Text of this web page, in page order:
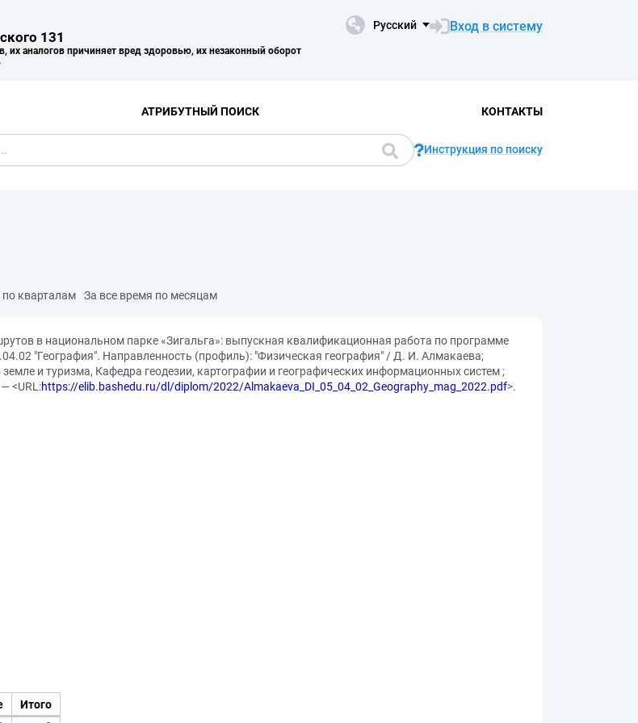
131
их аналогов причиняет вред здоровью, их незаконный оборот
Русский Вход в систему
АТРИБУТНЫЙ ПОИСК КОНТАКТЫ
Инструкция по поиску
по кварталам За все время по месяцам
в национальном парке «Зигальга»: выпускная квалификационная работа по программе
"География". Направленность (профиль): "Физическая география" / Д. И. Алмакаева;
и туризма, Кафедра геодезии, картографии и географических информационных систем ;
<URL:https://elib.bashedu.ru/dl/diplom/2022/Almakaeva_DI_05_04_02_Geography_mag_2022.pdf>.
Итого